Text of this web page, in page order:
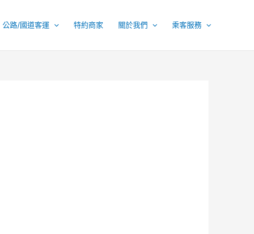
公路/國道客運 特約商家 關於我們 乘客服務